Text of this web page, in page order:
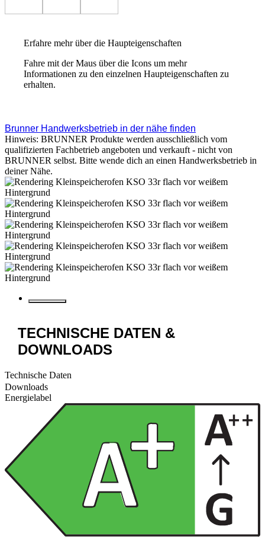
Erfahre mehr über die Haupteigenschaften
Fahre mit der Maus über die Icons um mehr
Informationen zu den einzelnen Haupteigenschaften zu
erhalten.
Brunner Handwerksbetrieb in der nähe finden
Hinweis: BRUNNER Produkte werden ausschließlich vom
qualifizierten Fachbetrieb angeboten und verkauft - nicht von
BRUNNER selbst. Bitte wende dich an einen Handwerksbetrieb in
deiner Nähe.
TECHNISCHE DATEN &
DOWNLOADS
Technische Daten
Downloads
Energielabel